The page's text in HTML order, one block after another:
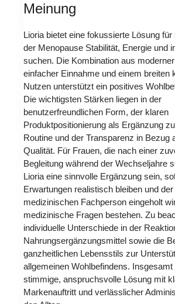
Meinung
Lioria bietet eine fokussierte Lösung für
der Menopause Stabilität, Energie und
suchen. Die Kombination aus
einfacher Einnahme und einem breiten
Nutzen unterstützt ein positives
Die wichtigsten Stärken liegen in der
benutzerfreundlichen Form, der klaren
Produktpositionierung als Ergänzung
Routine und der Transparenz in Bezug
Qualität. Für Frauen, die nach einer
Begleitung während der Wechseljahre
Lioria eine sinnvolle Ergänzung sein,
Erwartungen realistisch bleiben und
medizinischen Fachperson eingeholt
medizinische Fragen bestehen. Zu
individuelle Unterschiede in der
Nahrungsergänzungsmittel sowie die
ganzheitlichen Lebensstils zur
allgemeinen Wohlbefindens. Insgesamt
stimmige, anspruchsvolle Lösung mit
Markenauftritt und verlässlicher